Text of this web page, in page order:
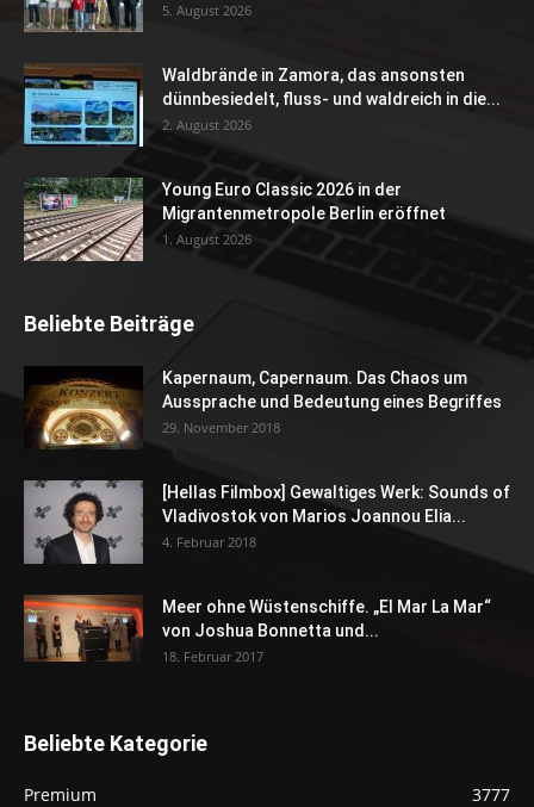
5. August 2026
Waldbrände in Zamora, das ansonsten
dünnbesiedelt, fluss- und waldreich in die...
2. August 2026
Young Euro Classic 2026 in der
Migrantenmetropole Berlin eröffnet
1. August 2026
Beliebte Beiträge
Kapernaum, Capernaum. Das Chaos um
Aussprache und Bedeutung eines Begriffes
29. November 2018
[Hellas Filmbox] Gewaltiges Werk: Sounds of
Vladivostok von Marios Joannou Elia...
4. Februar 2018
Meer ohne Wüstenschiffe. „El Mar La Mar“
von Joshua Bonnetta und...
18. Februar 2017
Beliebte Kategorie
Premium
3777